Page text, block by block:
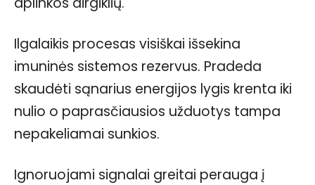
Ilgalaikis procesas visiškai išsekina
imuninės sistemos rezervus. Pradeda
skaudėti sąnarius energijos lygis krenta iki
nulio o paprasčiausios užduotys tampa
nepakeliamai sunkios.
Ignoruojami signalai greitai perauga į